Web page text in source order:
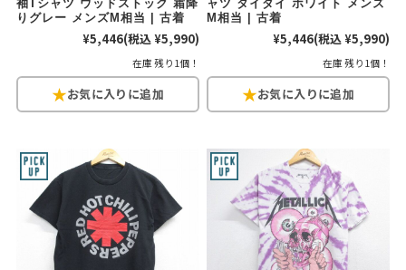
袖Tシャツ ウッドストック 霜降
りグレー メンズM相当 | 古着
¥5,446(税込 ¥5,990)
在庫 残り1個！
ャツ タイダイ ホワイト メンズ
M相当 | 古着
¥5,446(税込 ¥5,990)
在庫 残り1個！